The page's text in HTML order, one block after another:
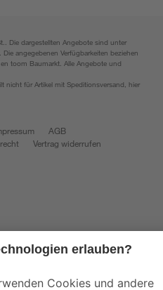
Die dargestellten Angebote sind unter
angegebenen Verfügbarkeiten beziehen
toom Baumarkt. Alle Angebote und
nicht für Artikel mit Speditionsversand, hier
AGB
Vertrag widerrufen